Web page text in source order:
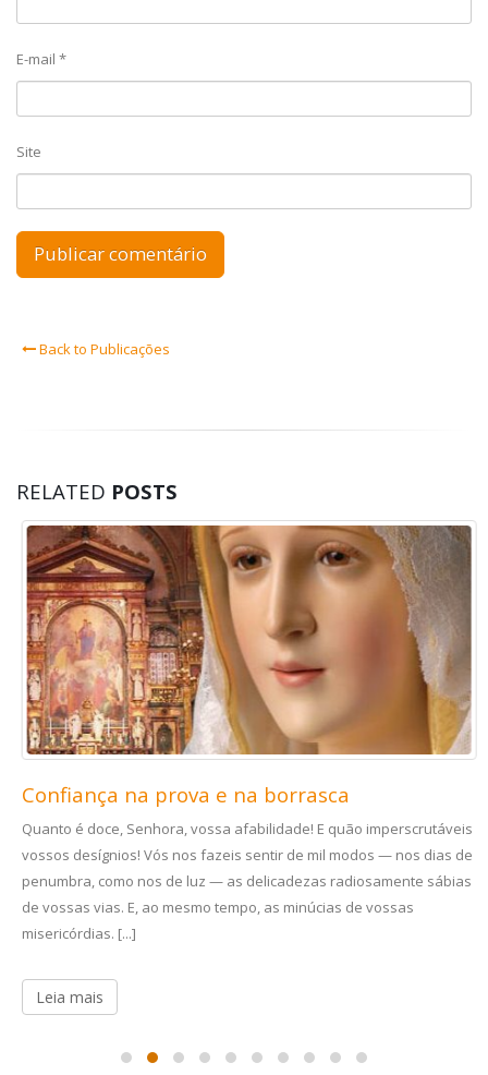
E-mail *
Site
Back to Publicações
RELATED POSTS
Confiança na prova e na borrasca
Quanto é doce, Senhora, vossa afabilidade! E quão imperscrutáveis
vossos desígnios! Vós nos fazeis sentir de mil modos — nos dias de
penumbra, como nos de luz — as delicadezas radiosamente sábias
de vossas vias. E, ao mesmo tempo, as minúcias de vossas
misericórdias. [...]
Leia mais